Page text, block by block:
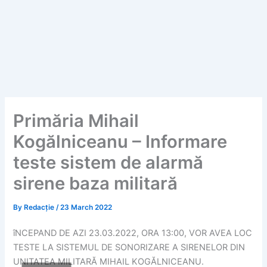
Primăria Mihail
Kogălniceanu – Informare
teste sistem de alarmă
sirene baza militară
By Redacție/23 March 2022
îNCEPAND DE AZI 23.03.2022, ORA 13:00, VOR AVEA LOC
TESTE LA SISTEMUL DE SONORIZARE A SIRENELOR DIN
UNITATEA MILITARĂ MIHAIL KOGĂLNICEANU.